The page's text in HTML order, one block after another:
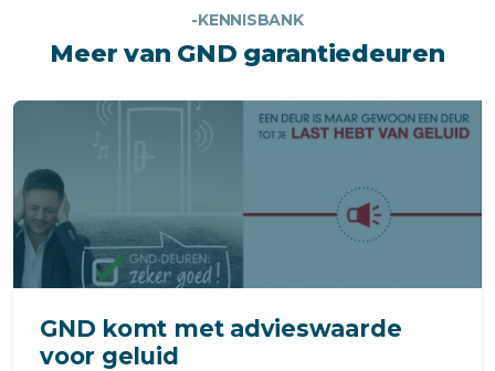
-KENNISBANK
Meer van GND garantiedeuren
GND komt met advieswaarde
voor geluid